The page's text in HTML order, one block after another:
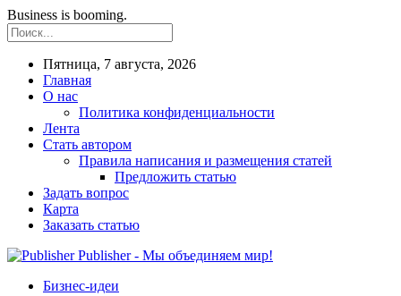
Business is booming.
Пятница, 7 августа, 2026
Главная
О нас
Политика конфиденциальности
Лента
Стать автором
Правила написания и размещения статей
Предложить статью
Задать вопрос
Карта
Заказать статью
Publisher - Мы объединяем мир!
Бизнес-идеи